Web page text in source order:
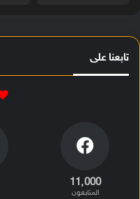
تابعنا على
11٬000
المتابعون